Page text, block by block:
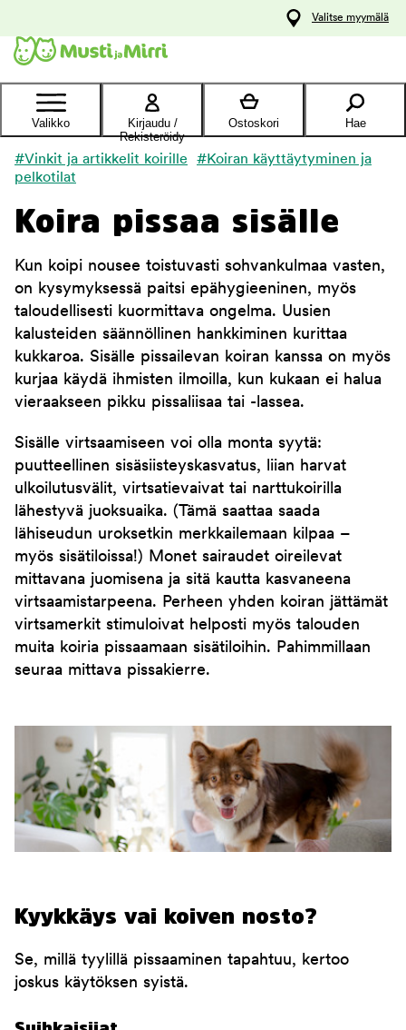
Ota yhteyttä
asiakaspalveluun
Valitse myymälä
Valikko
Kirjaudu /
Rekisteröidy
Ostoskori Hae
#Vinkit ja artikkelit koirille
#Koiran käyttäytyminen ja
pelkotilat
Koira pissaa sisälle
Kun koipi nousee toistuvasti sohvankulmaa vasten,
on kysymyksessä paitsi epähygieeninen, myös
taloudellisesti kuormittava ongelma. Uusien
kalusteiden säännöllinen hankkiminen kurittaa
kukkaroa. Sisälle pissailevan koiran kanssa on myös
kurjaa käydä ihmisten ilmoilla, kun kukaan ei halua
vieraakseen pikku pissaliisaa tai -lassea.
Sisälle virtsaamiseen voi olla monta syytä:
puutteellinen sisäsiisteyskasvatus, liian harvat
ulkoilutusvälit, virtsatievaivat tai narttukoirilla
lähestyvä juoksuaika. (Tämä saattaa saada
lähiseudun uroksetkin merkkailemaan kilpaa –
myös sisätiloissa!) Monet sairaudet oireilevat
mittavana juomisena ja sitä kautta kasvaneena
virtsaamistarpeena. Perheen yhden koiran jättämät
virtsamerkit stimuloivat helposti myös talouden
muita koiria pissaamaan sisätiloihin. Pahimmillaan
seuraa mittava pissakierre.
Kyykkäys vai koiven nosto?
Se, millä tyylillä pissaaminen tapahtuu, kertoo
joskus käytöksen syistä.